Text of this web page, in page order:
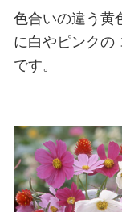
色合いの違う黄
に白やピンクの
です。